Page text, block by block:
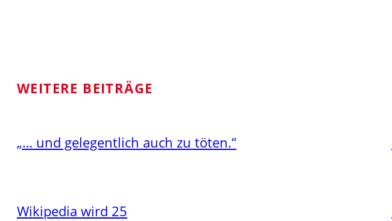
WEITERE BEITRÄGE
„… und gelegentlich auch zu töten.“
Wikipedia wird 25